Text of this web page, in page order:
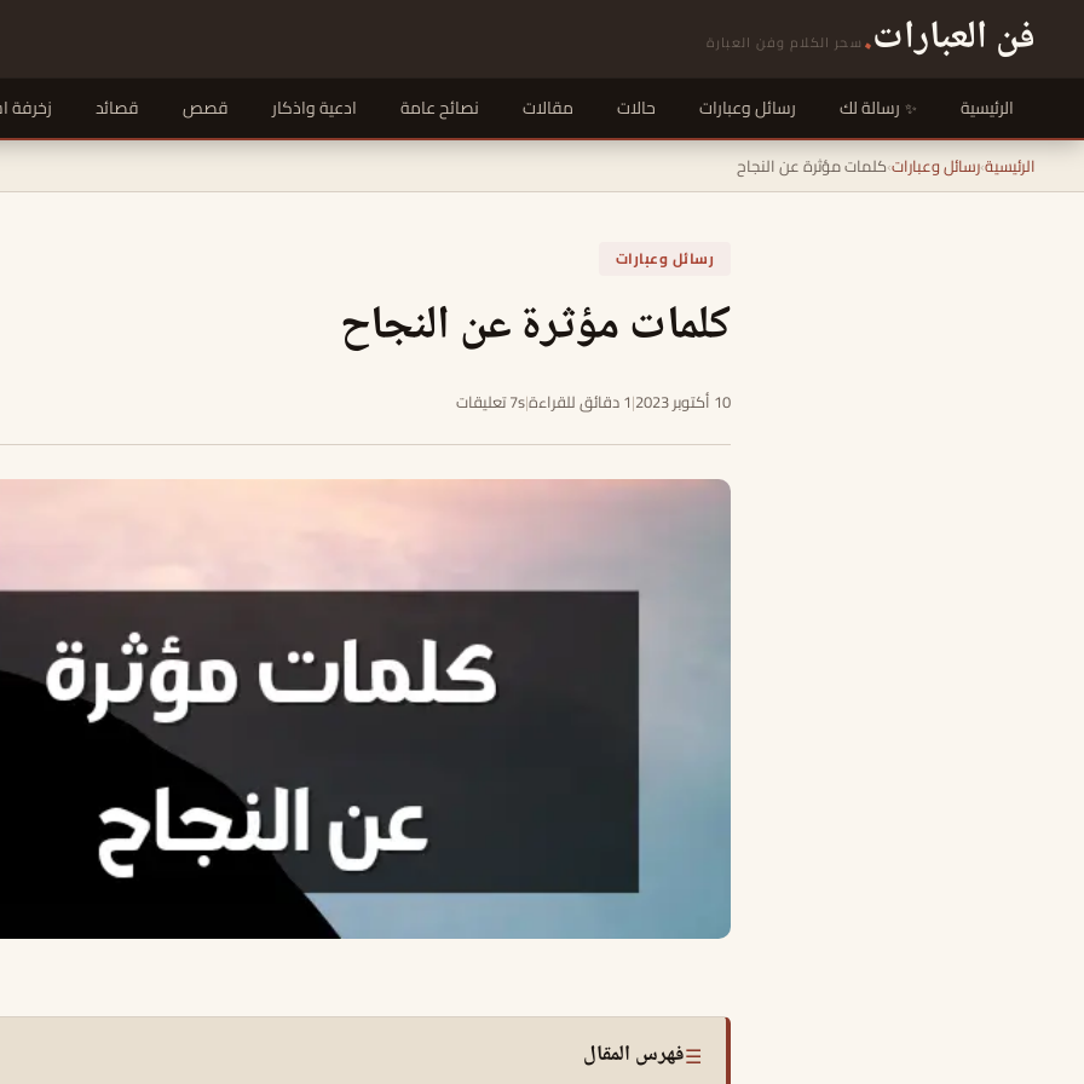
فن العبارات. سحر الكلام وفن العبارة
الرئيسية رسالة لك رسائل وعبارات حالات مقالات نصائح عامة ادعية واذكار قصص قصائد زخرفة
الرئيسية›رسائل وعبارات›كلمات مؤثرة عن النجاح
رسائل وعبارات
كلمات مؤثرة عن النجاح
10 أكتوبر 2023 |1 دقائق للقراءة |7s تعليقات
☰فهرس المقال